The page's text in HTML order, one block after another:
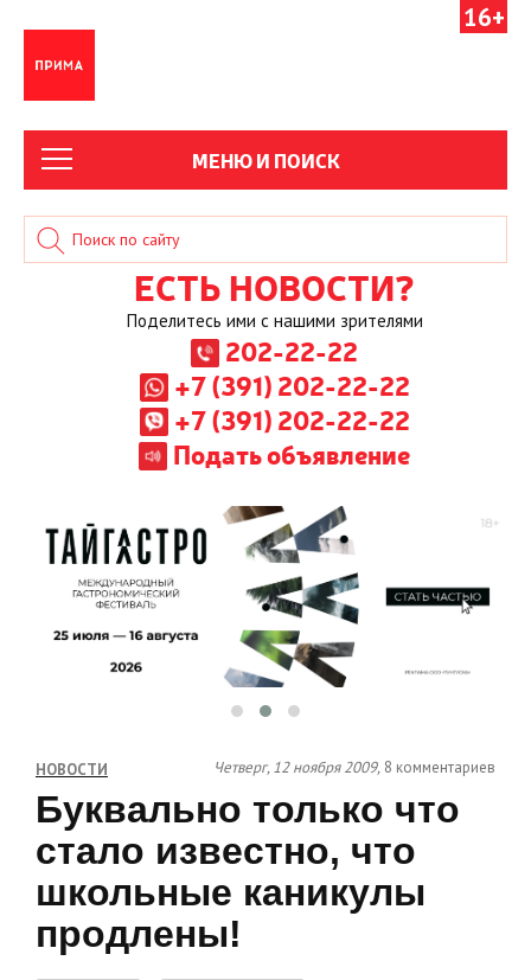
16+
МЕНЮ И ПОИСК
ЕСТЬ НОВОСТИ?
Поделитесь ими с нашими зрителями
202-22-22
+7 (391) 202-22-22
+7 (391) 202-22-22
Подать объявление
НОВОСТИ Четверг, 12 ноября 2009, 8 комментариев
Буквально только что
стало известно, что
школьные каникулы
продлены!